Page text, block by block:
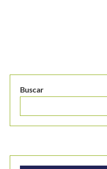
MANTENTE EN